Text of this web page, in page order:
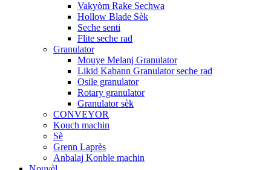
Vakyòm Rake Sechwa
Hollow Blade Sèk
Seche senti
Flite seche rad
Granulator
Mouye Melanj Granulator
Likid Kabann Granulator seche rad
Osile granulator
Rotary granulator
Granulator sèk
CONVEYOR
Kouch machin
Sè
Grenn Laprès
Anbalaj Konble machin